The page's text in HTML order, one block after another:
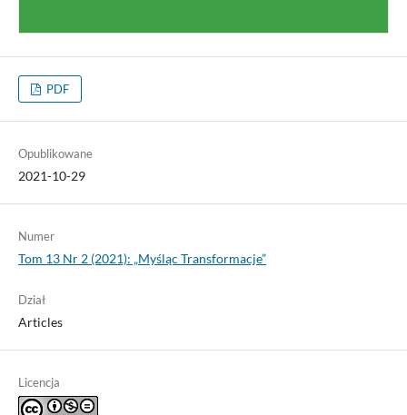
PDF
Opublikowane
2021-10-29
Numer
Tom 13 Nr 2 (2021): „Myśląc Transformacje”
Dział
Articles
Licencja